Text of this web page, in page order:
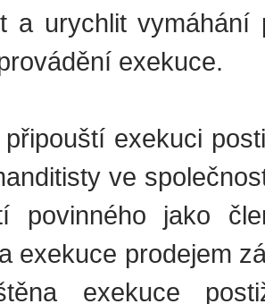
a urychlit
exekuce.
exekuci
ve
povinného jako
exekuce prodejem
exekuce